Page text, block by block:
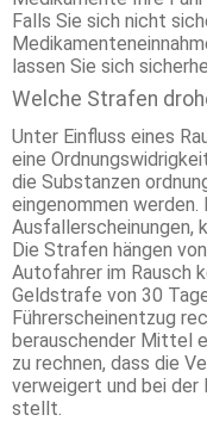
Falls Sie sich nicht
lassen Sie sich
Welche Strafen
Unter Einfluss eines
eine
die Substanzen
eingenommen
Ausfallerscheinungen,
Die Strafen hängen
Autofahrer im Rausch
Geldstrafe von 30
Führerscheinentzug
berauschender Mittel
zu rechnen, dass die
verweigert und bei
stellt.